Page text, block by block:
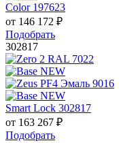
Color 197623
от 146 172 ₽
Подобрать
302817
Smart Lock 302817
от 163 267 ₽
Подобрать